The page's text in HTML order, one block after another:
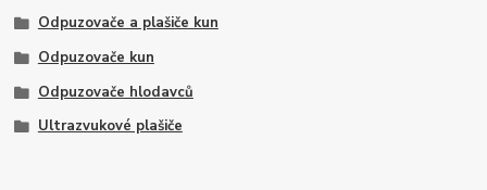
Odpuzovače a plašiče kun
Odpuzovače kun
Odpuzovače hlodavců
Ultrazvukové plašiče